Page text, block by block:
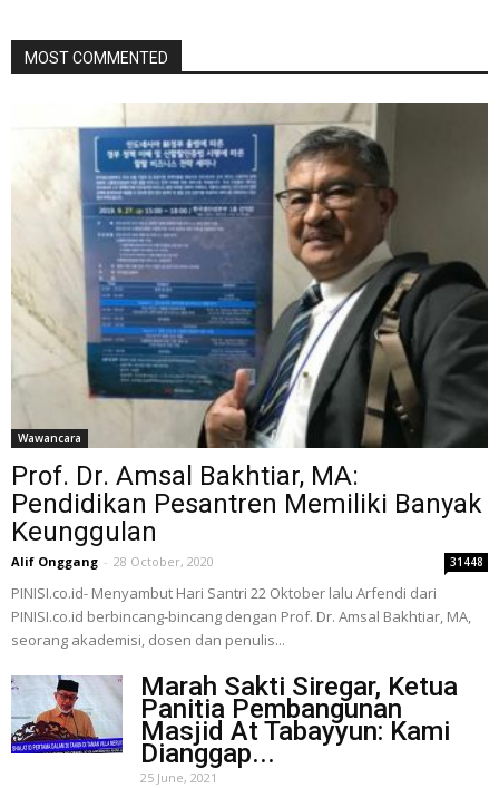
MOST COMMENTED
Wawancara
Prof. Dr. Amsal Bakhtiar, MA:
Pendidikan Pesantren Memiliki Banyak
Keunggulan
Alif Onggang - 28 October, 2020 31448
PINISI.co.id- Menyambut Hari Santri 22 Oktober lalu Arfendi dari
PINISI.co.id berbincang-bincang dengan Prof. Dr. Amsal Bakhtiar, MA,
seorang akademisi, dosen dan penulis...
Marah Sakti Siregar, Ketua
Panitia Pembangunan
Masjid At Tabayyun: Kami
Dianggap...
25 June, 2021